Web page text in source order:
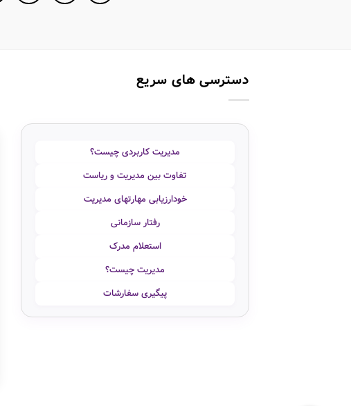
دسترسی های سریع
مدیریت کاربردی چیست؟
تفاوت بین مدیریت و ریاست
خودارزیابی مهارتهای مدیریت
رفتار سازمانی
استعلام مدرک
مدیریت چیست؟
پیگیری سفارشات